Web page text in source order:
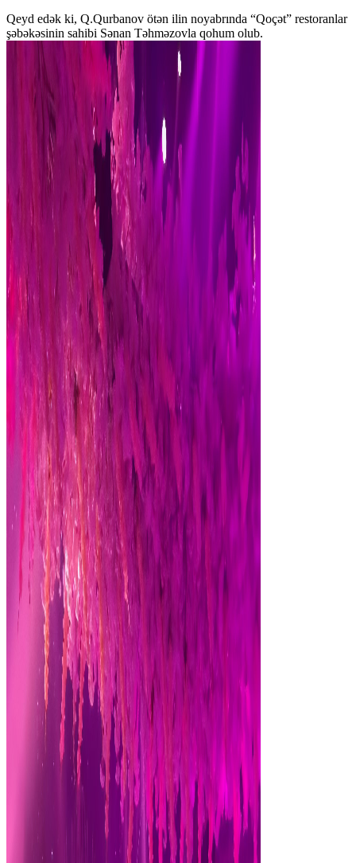
Qeyd edək ki, Q.Qurbanov ötən ilin noyabrında “Qoçət” restoranlar
şəbəkəsinin sahibi Sənan Təhməzovla qohum olub.